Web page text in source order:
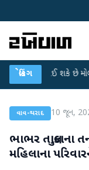
બ્રેકિંગ
મોંઘું થઈ શકે છે મોબાઈલ
વાવ-થરાદ 10 જૂન,
ભાભર તાલુકાના
મહિલાના